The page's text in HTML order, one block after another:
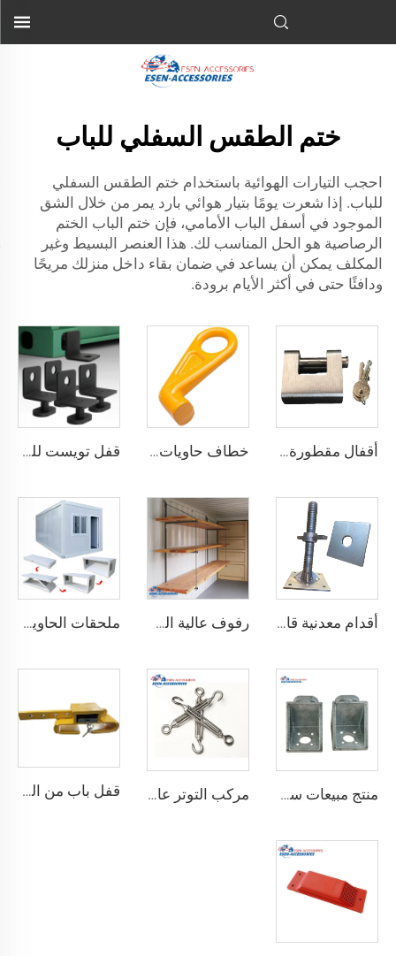
ختم الطقس السفلي للباب
احجب التيارات الهوائية باستخدام ختم الطقس السفلي
للباب. إذا شعرت يومًا بتيار هوائي بارد يمر من خلال الشق
الموجود في أسفل الباب الأمامي، فإن ختم الباب الختم
الرصاصية هو الحل المناسب لك. هذا العنصر البسيط وغير
المكلف يمكن أن يساعد في ضمان بقاء داخل منزلك مريحًا
ودافئًا حتى في أكثر الأيام برودة.
أقفال مقطورة حاويات الشحن البحري شديدة التحمل من Squire، أقفال أمان عالية الأمان، مقاس قفل للحاويات خطاف حاويات المصنع من النوع المستقيم الأيسر/الأيمن مصنوع من سبائك الفولاذ لرفع الحاويات قفل تويست للحاويات الشحنية ISO من الأسفل ومن الجانب & قفل زاوية لتثبيت البضائع
أقدام معدنية قابلة للتعديل لتسوية حاويات الشحن الثقيلة من 75 مم حتى 260 مم بسعة تحمل 12000 كجم رفوف عالية الجودة لحاويات الشحن تعليق رفوف لحاويات الشحن البحرية ملحقات الحاوية المصنوعة في الصين مستقرة وجودتها عالية، منزل حاوية قابل للطي مسبقاً
منتج مبيعات ساخنة معدات ربط حاوية الزاوية القفل مركب التوتر عالي الجودة القياسية وفقًا لمعيار ISO للحاويات قفل باب من الصلب المقوى درجة أمان أفضل قفل شحن حاوية مع 4 مفاتيح